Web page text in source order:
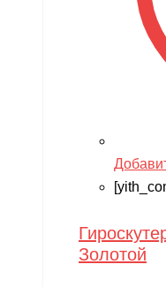
Золотой